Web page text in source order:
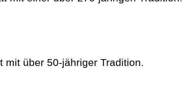
mit über 50-jähriger Tradition.